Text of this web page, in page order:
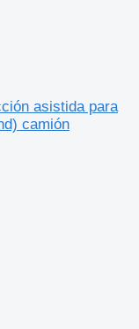
asistida para
camión